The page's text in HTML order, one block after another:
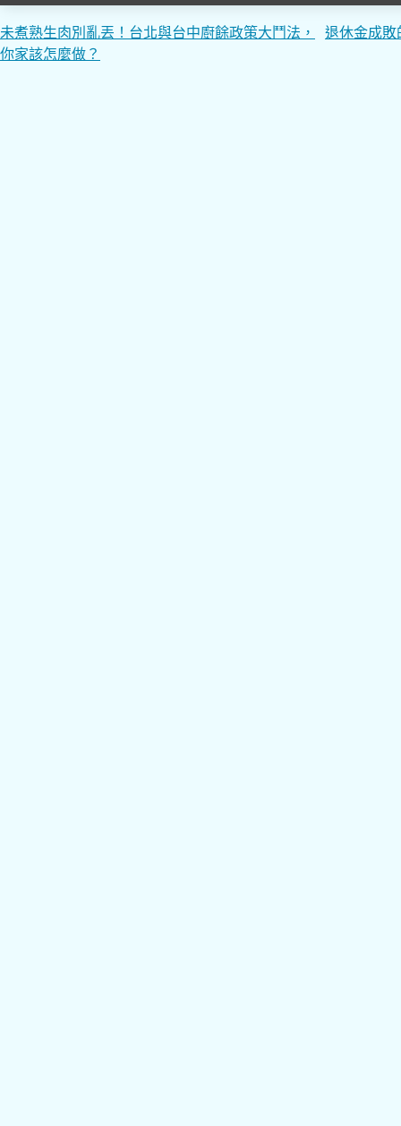
文
章
未煮熟生肉別亂丟！台北與台中廚餘政策大鬥法，
你家該怎麼做？
退休金成